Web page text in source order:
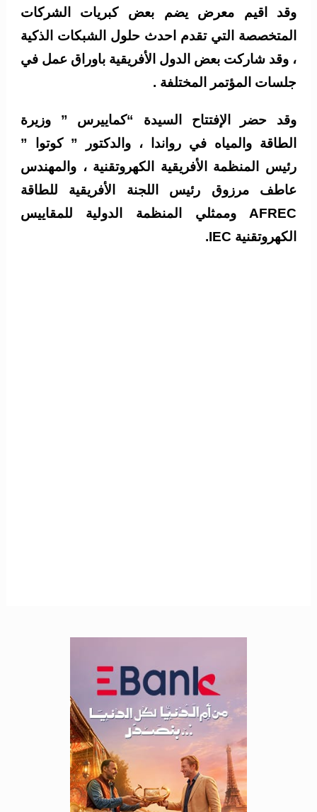
وقد اقيم معرض يضم بعض كبريات الشركات
المتخصصة التي تقدم احدث حلول الشبكات الذكية
، وقد شاركت بعض الدول الأفريقية باوراق عمل في
جلسات المؤتمر المختلفة .
وقد حضر الإفتتاح السيدة “كماييرس ” وزيرة
الطاقة والمياه في رواندا ، والدكتور ” كوتوا ”
رئيس المنظمة الأفريقية الكهروتقنية ، والمهندس
عاطف مرزوق رئيس اللجنة الأفريقية للطاقة
AFREC وممثلي المنظمة الدولية للمقاييس
الكهروتقنية IEC.